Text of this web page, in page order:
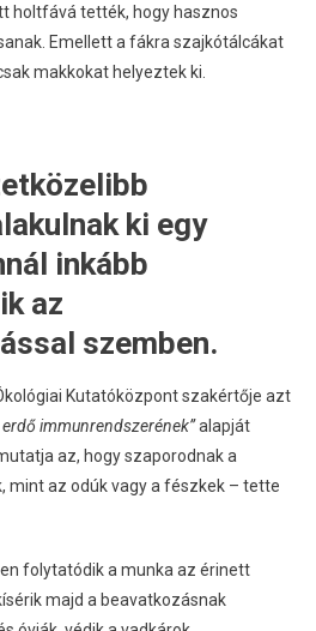
holtfává tették, hogy hasznos
Emellett a fákra szajkótálcákat
makkokat helyeztek ki.
ki egy
inkább
az
szemben.
Kutatóközpont szakértője azt
erdő immunrendszerének”alapját
az, hogy szaporodnak a
mint az odúk vagy a fészkek – tette
folytatódik a munka az érinett
majd a beavatkozásnak